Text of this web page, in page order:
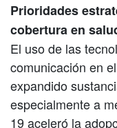
Prioridades
cobertura en
El uso de las
comunicación en
expandido
especialmente a
19 aceleró la